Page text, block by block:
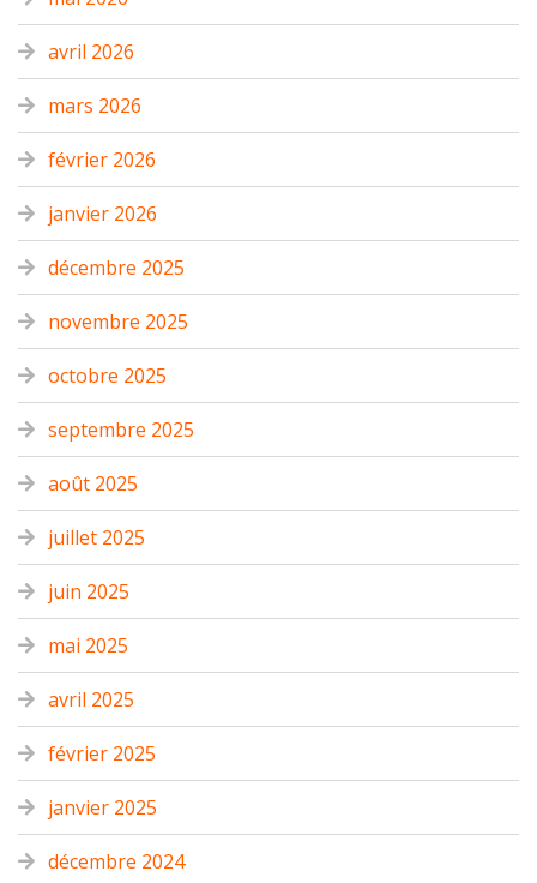
avril 2026
mars 2026
février 2026
janvier 2026
décembre 2025
novembre 2025
octobre 2025
septembre 2025
août 2025
juillet 2025
juin 2025
mai 2025
avril 2025
février 2025
janvier 2025
décembre 2024